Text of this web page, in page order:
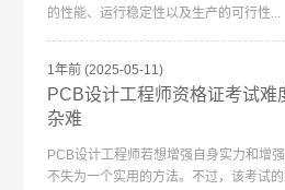
的性能、运行稳定性以及生产的可行性...
1年前(2025-05-11)
PCB设计工程师资格证考试难
杂难
PCB设计工程师若想增强自身实力和增
不失为一个实用的方法。不过，该考试